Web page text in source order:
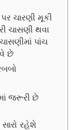
પર ચારણી મૂકી
ચાસણી થવા
પાંચ
છે
જરૂરી છે
રહેશે